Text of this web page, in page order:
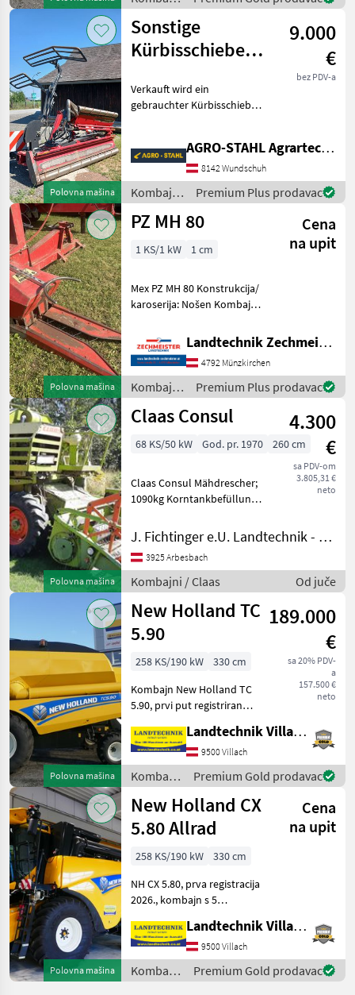
potrebnu snagu
/ Krone
Polovna mašina
Sonstige
Kürbisschieber
9.000
€
bez PDV-a
Verkauft wird ein
gebrauchter Kürbisschieber.
etc.: Siehe Bilder Diese
Kürbissscheiber wird ohne
Gar
AGRO-STAHL Agrartechnik und Stahlbau GmbH
8142 Wundschuh
Kombajni
/ Sonstige
Premium Plus prodavac
Polovna mašina
PZ MH 80
Cena
na upit
1 KS/1 kW 1 cm
Mex PZ MH 80 Konstrukcija/
karoserija: Nošen Kombajni
za kukuruz)
Landtechnik Zechmeister GmbH & Co KG
4792 Münzkirchen
Kombajni
/ PZ
Premium Plus prodavac
Polovna mašina
Claas Consul
4.300
€
sa PDV-om
3.805,31 €
neto
68 KS/50 kW God. pr. 1970 260 cm
Claas Consul Mähdrescher;
1090kg Korntankbefüllung,
Typenschein, max.
Geschwindigkeit 30km/h, 4
Zylinder Perkinsmontor
J. Fichtinger e.U. Landtechnik - Metalltechnik
3925 Arbesbach
Kombajni / Claas Od juče
Polovna mašina
New Holland TC
5.90
189.000
€
sa 20% PDV-
a
157.500 €
neto
258 KS/190 kW
330 cm
Kombajn New Holland TC
5.90, prvi put registriran
cilindričnim motorom,
gumama: 650/75R32 i
400/70R20, ukupnom
širinom: 3, 3 m, modelom s
5 slamotr
Landtechnik Villach GmbH
9500 Villach
Kombajni
/ New
Holland
Premium Gold prodavac
Polovna mašina
New Holland CX
5.80 Allrad
Cena
na upit
258 KS/190 kW
330 cm
NH CX 5.80, prva registracija
2026., kombajn s 5
kotače, sa 6-cilindričnim
FTP motorom, spremnik za
žito: 8300 litara, puž za
pražnjenje: 5,
Landtechnik Villach GmbH
9500 Villach
Kombajni
/ New
Premium Gold prodavac